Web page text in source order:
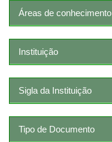
Áreas de conhecimento
Instituição
Sigla da Instituição
Tipo de Documento